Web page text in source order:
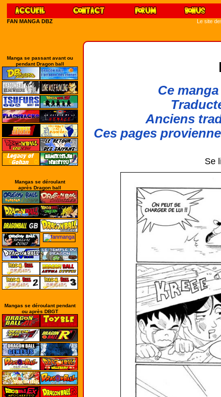
FAN MANGA DBZ Le site
Manga se passant avant ou
pendant Dragon ball
Mangas se déroulant
après Dragon ball
Mangas se déroulant pendant
ou après DBGT
Ce
Anciens
Ces pages
Se